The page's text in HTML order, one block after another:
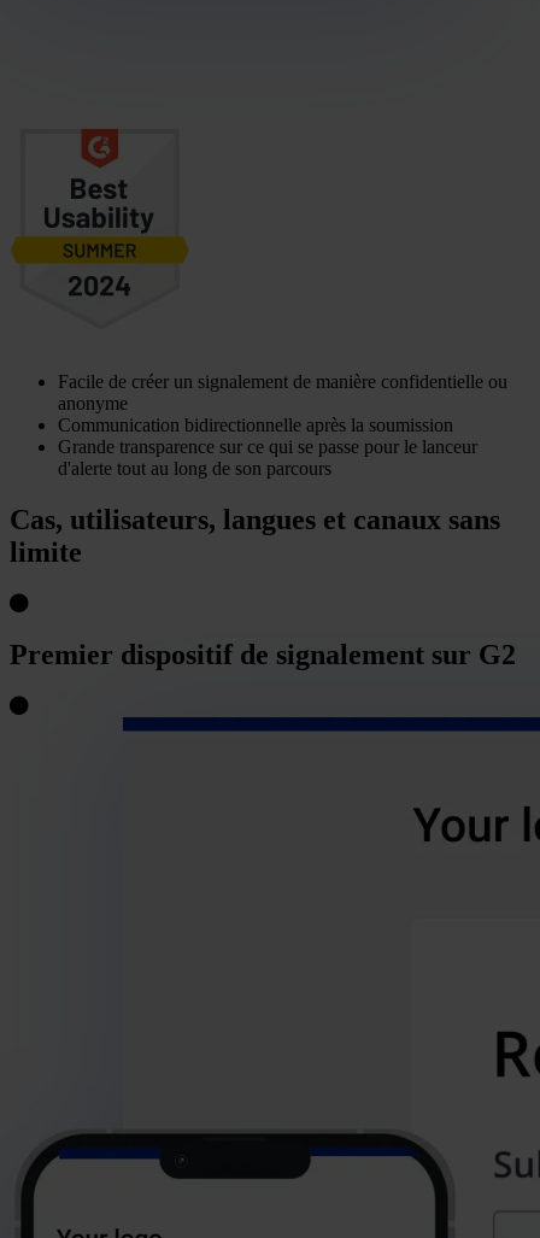
Facile de créer un signalement de manière confidentielle ou
anonyme
Communication bidirectionnelle après la soumission
Grande transparence sur ce qui se passe pour le lanceur
d'alerte tout au long de son parcours
Cas, utilisateurs, langues et canaux sans
limite
Premier dispositif de signalement sur G2